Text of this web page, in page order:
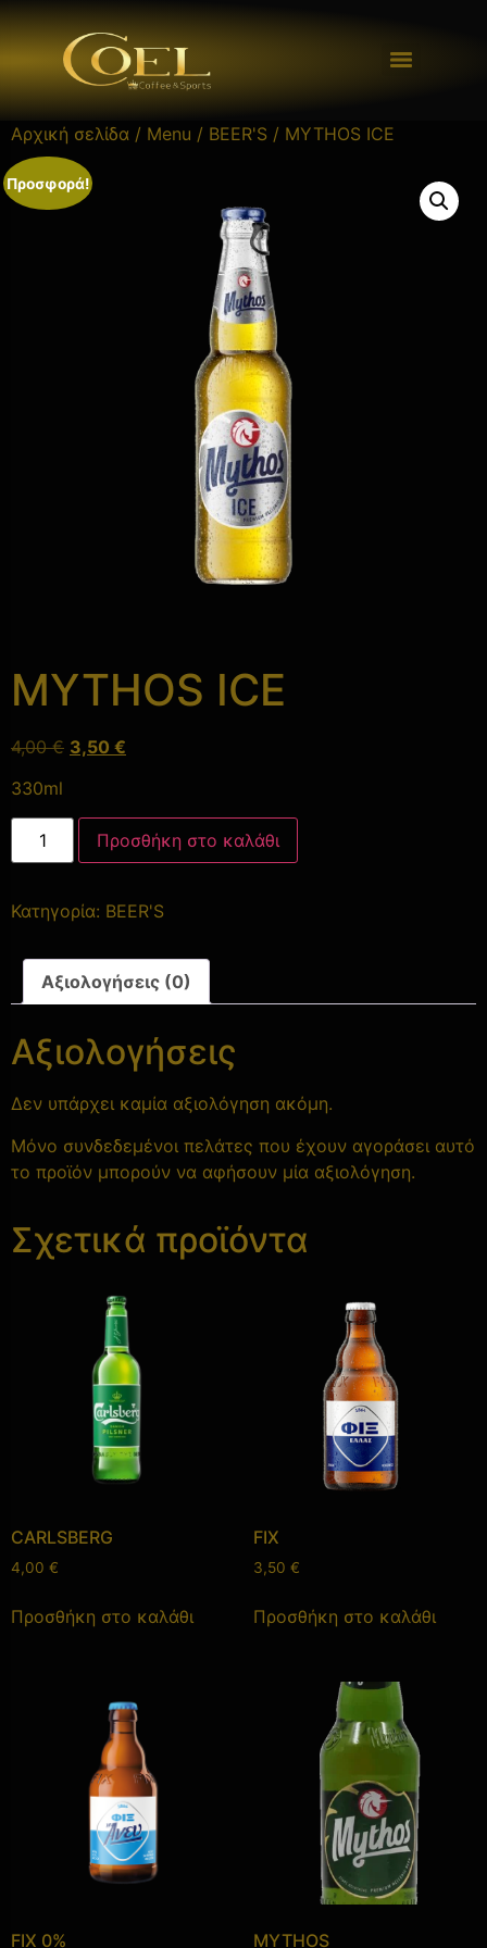
Αρχική σελίδα / Menu / BEER'S / MYTHOS ICE
Προσφορά!
MYTHOS ICE
4,00€ 3,50 €
330ml
Προσθήκη στο καλάθι
Κατηγορία: BEER'S
Αξιολογήσεις (0)
Αξιολογήσεις
Δεν υπάρχει καμία αξιολόγηση ακόμη.
Μόνο συνδεδεμένοι πελάτες που έχουν αγοράσει αυτό
το προϊόν μπορούν να αφήσουν μία αξιολόγηση.
Σχετικά προϊόντα
CARLSBERG
4,00 €
Προσθήκη στο καλάθι
FIX
3,50 €
Προσθήκη στο καλάθι
FIX 0% MYTHOS